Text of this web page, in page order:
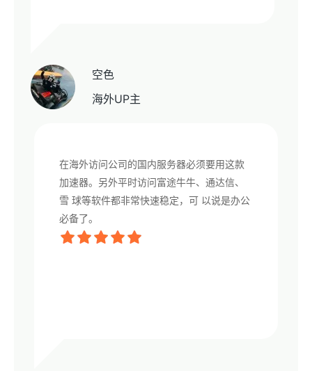
空色
海外UP主
在海外访问公司的国内服务器必须要用这款
加速器。另外平时访问富途牛牛、通达信、
雪 球等软件都非常快速稳定，可 以说是办公
必备了。